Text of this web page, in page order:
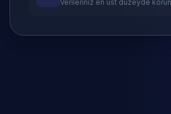
Verileriniz en üst düzeyde